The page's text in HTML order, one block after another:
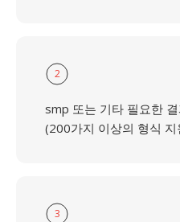
2
smp 또는 기타 필요한
(200가지 이상의 형식 지
3